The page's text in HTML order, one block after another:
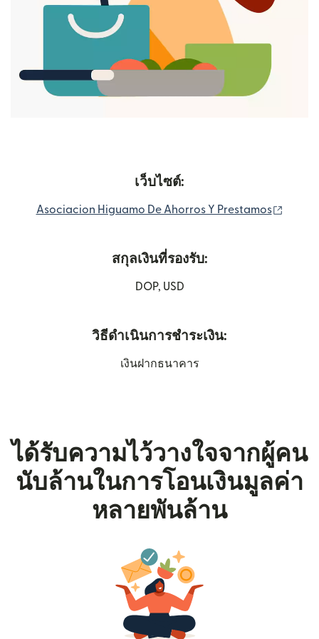
เว็บไซต์:
Asociacion Higuamo De Ahorros Y Prestamos
สกุลเงินที่รองรับ:
DOP, USD
วิธีดำเนินการชำระเงิน:
เงินฝากธนาคาร
ได้รับความไว้วางใจจากผู้คน
นับล้านในการโอนเงินมูลค่า
หลายพันล้าน